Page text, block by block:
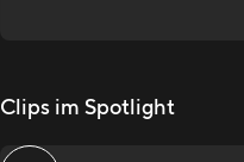
Clips im Spotlight